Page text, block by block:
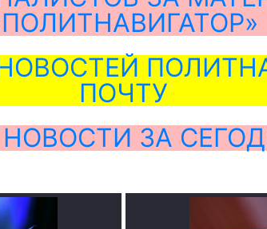
ПОЧТУ
НОВОСТИ ЗА